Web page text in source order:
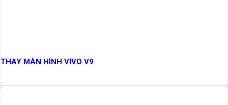
THAY MÀN HÌNH VIVO V9